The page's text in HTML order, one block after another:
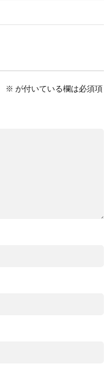
※ が付いている欄は必須項